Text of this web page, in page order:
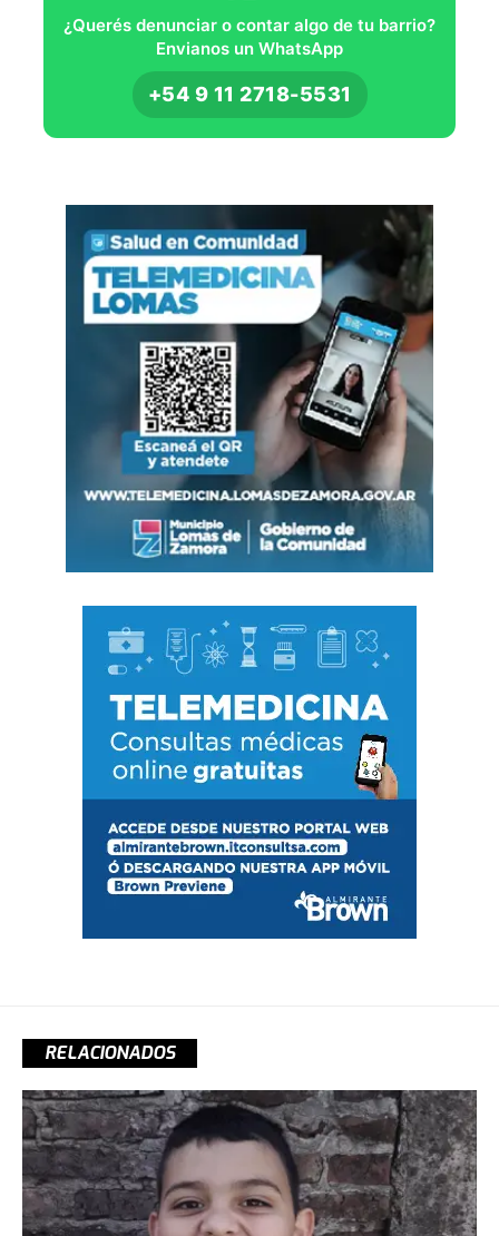
¿Querés denunciar o contar algo de tu barrio?
Envianos un WhatsApp
+54 9 11 2718-5531
RELACIONADOS